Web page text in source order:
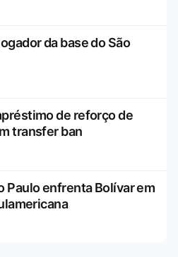
da base do São
de reforço de
transfer ban
Paulo enfrenta Bolívar em